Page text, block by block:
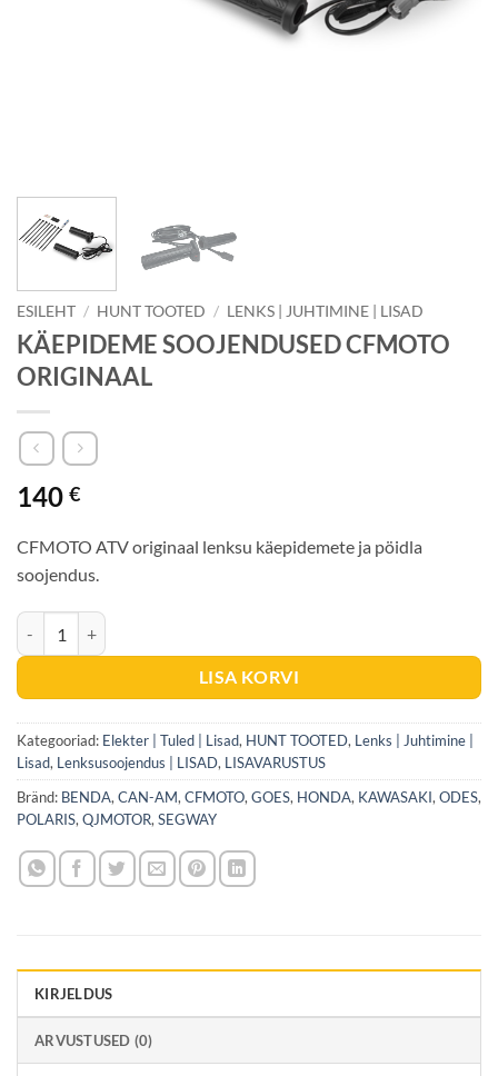
ESILEHT / HUNT TOOTED / LENKS | JUHTIMINE | LISAD
KÄEPIDEME SOOJENDUSED CFMOTO
ORIGINAAL
140 €
CFMOTO ATV originaal lenksu käepidemete ja pöidla
soojendus.
KÄEPIDEME SOOJENDUSED CFMOTO ORIGINAAL kogus
LISA KORVI
Kategooriad: Elekter | Tuled | Lisad, HUNT TOOTED, Lenks | Juhtimine |
Lisad, Lenksusoojendus | LISAD, LISAVARUSTUS
Bränd: BENDA, CAN-AM, CFMOTO, GOES, HONDA, KAWASAKI, ODES,
POLARIS, QJMOTOR, SEGWAY
KIRJELDUS
ARVUSTUSED (0)